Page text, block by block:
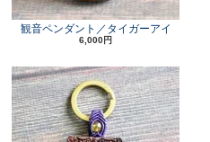
観音ペンダント／タイガーアイ
6,000円